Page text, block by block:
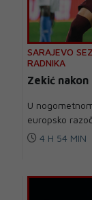
SARAJEVO
RADNIKA
Zekić
U
europsko
4 H 54 MIN